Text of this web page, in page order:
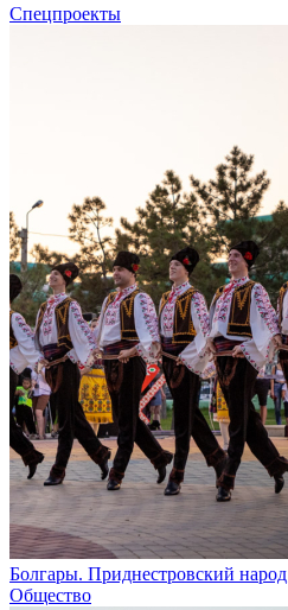
Спецпроекты
Болгары. Приднестровский народ
Общество